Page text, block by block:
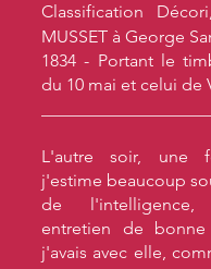
Classification
MUSSET à George
1834 - Portant le
du 10 mai et celui de
L'autre soir, une
j'estime beaucoup
de
entretien de
j'avais avec elle,